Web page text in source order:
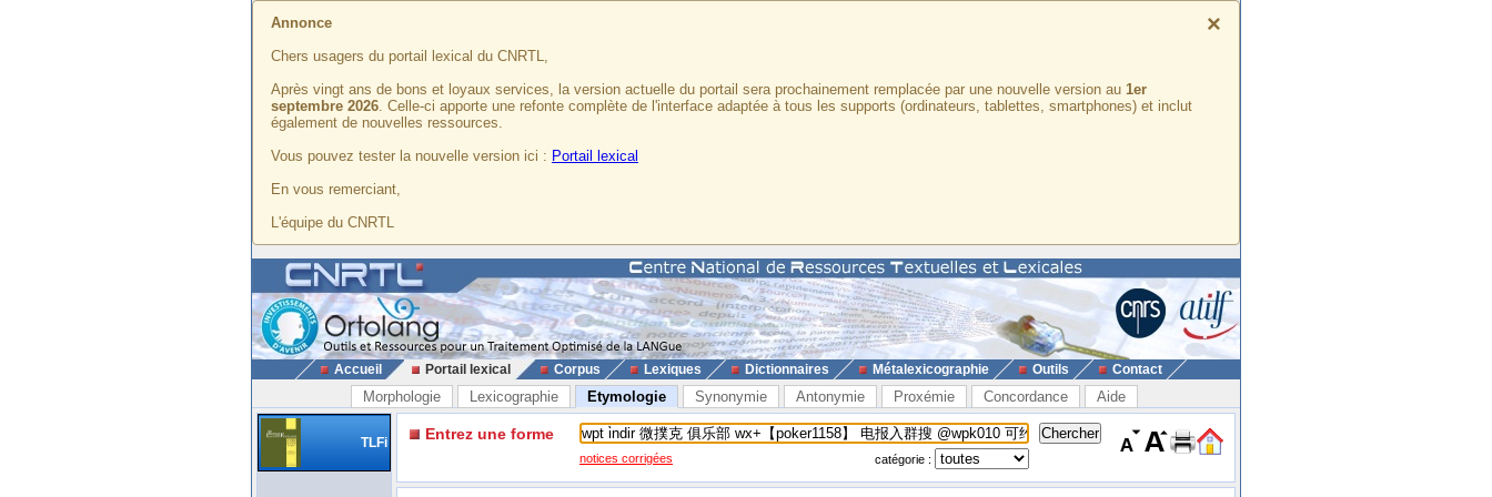
×
Annonce
Chers usagers du portail lexical du CNRTL,
Après vingt ans de bons et loyaux services, la version actuelle du portail sera prochainement remplacée par une nouvelle version au 1er
septembre 2026. Celle-ci apporte une refonte complète de l'interface adaptée à tous les supports (ordinateurs, tablettes, smartphones) et inclut
également de nouvelles ressources.
Vous pouvez tester la nouvelle version ici : Portail lexical
En vous remerciant,
L'équipe du CNRTL
Accueil Portail lexical Corpus Lexiques Dictionnaires Métalexicographie Outils Contact
Morphologie Lexicographie Etymologie Synonymie Antonymie Proxémie Concordance Aide
TLFi Entrez une forme
notices corrigées catégorie :